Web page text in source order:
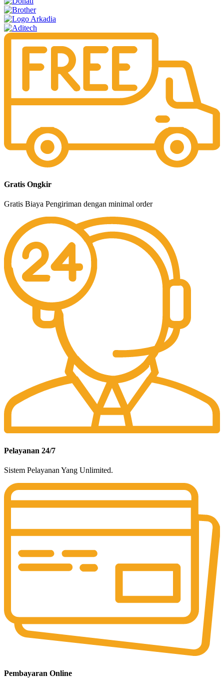
Gratis Ongkir
Gratis Biaya Pengiriman dengan minimal order
Pelayanan 24/7
Sistem Pelayanan Yang Unlimited.
Pembayaran Online